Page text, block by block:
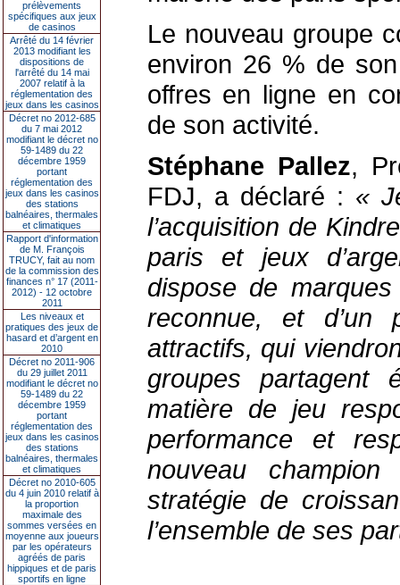
prélèvements
spécifiques aux jeux
de casinos
Arrêté du 14 février
2013 modifiant les
dispositions de
l'arrêté du 14 mai
2007 relatif à la
réglementation des
jeux dans les casinos
Décret no 2012-685
du 7 mai 2012
modifiant le décret no
59-1489 du 22
décembre 1959
portant
réglementation des
jeux dans les casinos
des stations
balnéaires, thermales
et climatiques
Rapport d'information
de M. François
TRUCY, fait au nom
de la commission des
finances n° 17 (2011-
2012) - 12 octobre
2011
Les niveaux et
pratiques des jeux de
hasard et d’argent en
2010
Décret no 2011-906
du 29 juillet 2011
modifiant le décret no
59-1489 du 22
décembre 1959
portant
réglementation des
jeux dans les casinos
des stations
balnéaires, thermales
et climatiques
Décret no 2010-605
du 4 juin 2010 relatif à
la proportion
maximale des
sommes versées en
moyenne aux joueurs
par les opérateurs
agréés de paris
hippiques et de paris
sportifs en ligne
Le nouveau groupe
environ 26 % de son
offres en ligne en
de son activité.
Stéphane Pallez,
FDJ, a déclaré : «
l’acquisition de
paris et jeux
dispose de
reconnue, et d’un
attractifs, qui
groupes partagent
matière de jeu
performance et
nouveau
stratégie de
l’ensemble de ses